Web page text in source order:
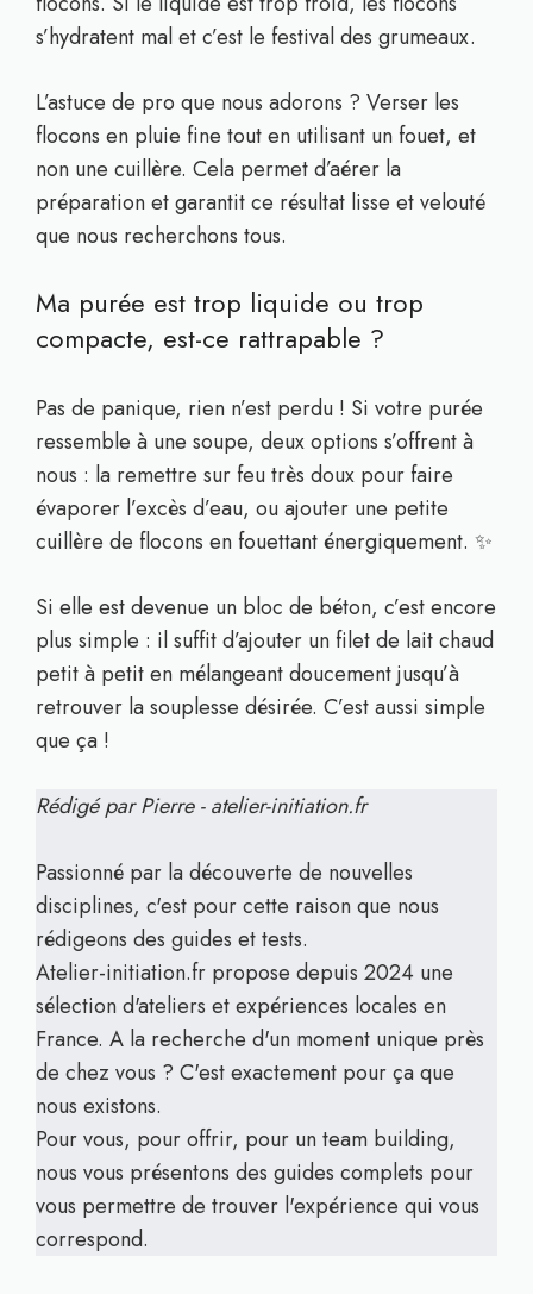
s’hydratent mal et c’est le festival des grumeaux.
L’astuce de pro que nous adorons ? Verser les
flocons en pluie fine tout en utilisant un fouet, et
non une cuillère. Cela permet d’aérer la
préparation et garantit ce résultat lisse et velouté
que nous recherchons tous.
Ma purée est trop liquide ou trop
compacte, est-ce rattrapable ?
Pas de panique, rien n’est perdu ! Si votre purée
ressemble à une soupe, deux options s’offrent à
nous : la remettre sur feu très doux pour faire
évaporer l’excès d’eau, ou ajouter une petite
cuillère de flocons en fouettant énergiquement. ✨
Si elle est devenue un bloc de béton, c’est encore
plus simple : il suffit d’ajouter un filet de lait chaud
petit à petit en mélangeant doucement jusqu’à
retrouver la souplesse désirée. C’est aussi simple
que ça !
Rédigé par Pierre - atelier-initiation.fr
Passionné par la découverte de nouvelles
disciplines, c'est pour cette raison que nous
rédigeons des guides et tests.
Atelier-initiation.fr propose depuis 2024 une
sélection d'ateliers et expériences locales en
France. A la recherche d'un moment unique près
de chez vous ? C'est exactement pour ça que
nous existons.
Pour vous, pour offrir, pour un team building,
nous vous présentons des guides complets pour
vous permettre de trouver l'expérience qui vous
correspond.